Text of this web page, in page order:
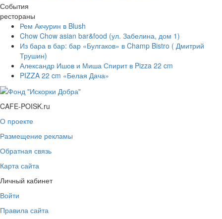
События
рестораны
Рем Акчурин в Blush
Chow Chow asian bar&food (ул. Забелина, дом 1)
Из бара в бар: бар «Булгаков» в Champ Bistro ( Дмитрий
Трушин)
Александр Ишов и Миша Спирит в Pizza 22 cm
PIZZA 22 cm «Белая Дача»
CAFE-POISK.ru
О проекте
Размещение рекламы
Обратная связь
Карта сайта
Личный кабинет
Войти
Правила сайта